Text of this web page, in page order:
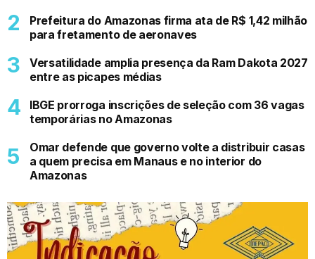
Prefeitura do Amazonas firma ata de R$ 1,42 milhão
para fretamento de aeronaves
Versatilidade amplia presença da Ram Dakota 2027
entre as picapes médias
IBGE prorroga inscrições de seleção com 36 vagas
temporárias no Amazonas
Omar defende que governo volte a distribuir casas
a quem precisa em Manaus e no interior do
Amazonas